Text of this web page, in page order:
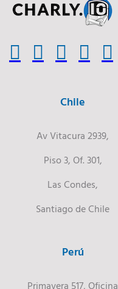
Chile
Av Vitacura 2939,
Piso 3, Of. 301,
Las Condes,
Santiago de Chile
Perú
Primavera 517, Oficina